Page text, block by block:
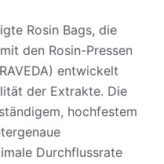
Rosin Bags, die
den Rosin-Pressen
entwickelt
der Extrakte. Die
hochfestem
Durchflussrate